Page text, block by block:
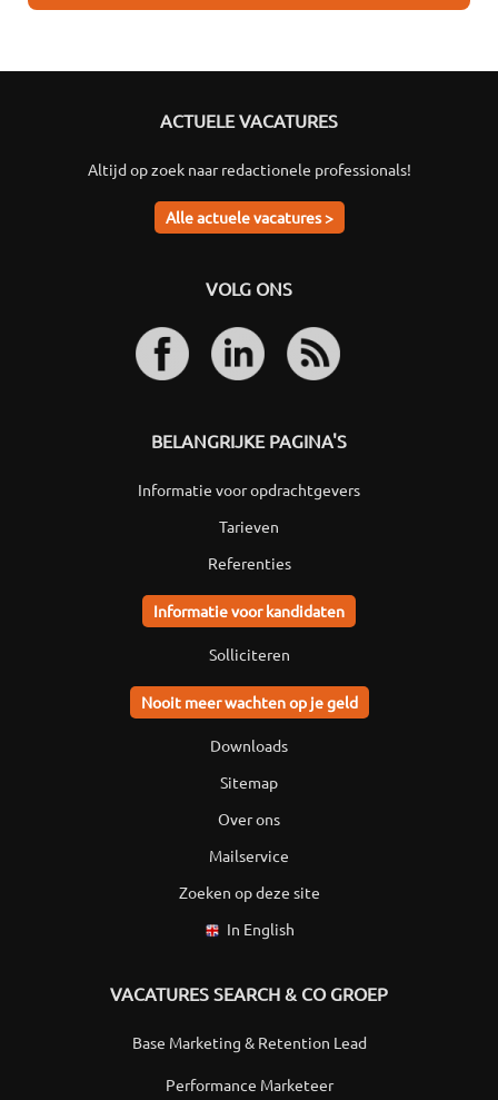
ACTUELE VACATURES
Altijd op zoek naar redactionele professionals!
Alle actuele vacatures >
VOLG ONS
BELANGRIJKE PAGINA'S
Informatie voor opdrachtgevers
Tarieven
Referenties
Informatie voor kandidaten
Solliciteren
Nooit meer wachten op je geld
Downloads
Sitemap
Over ons
Mailservice
Zoeken op deze site
In English
VACATURES SEARCH & CO GROEP
Base Marketing & Retention Lead
Performance Marketeer